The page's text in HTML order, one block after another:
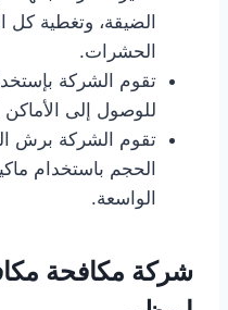
الضيقة، وتغطية كل
الحشرات.
تقوم الشركة
للوصول إلى الأماكن
تقوم الشركة برش
الحجم باستخدام
الواسعة.
شركة مكافحة